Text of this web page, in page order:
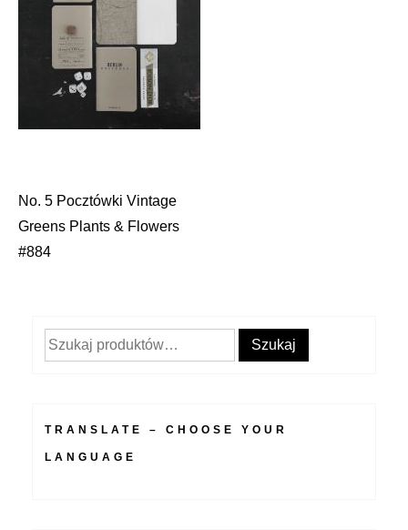
Nawigacja
wpisu
No. 5 Pocztówki Vintage
Greens Plants & Flowers
#884
Szukaj: Szukaj
TRANSLATE – CHOOSE YOUR
LANGUAGE